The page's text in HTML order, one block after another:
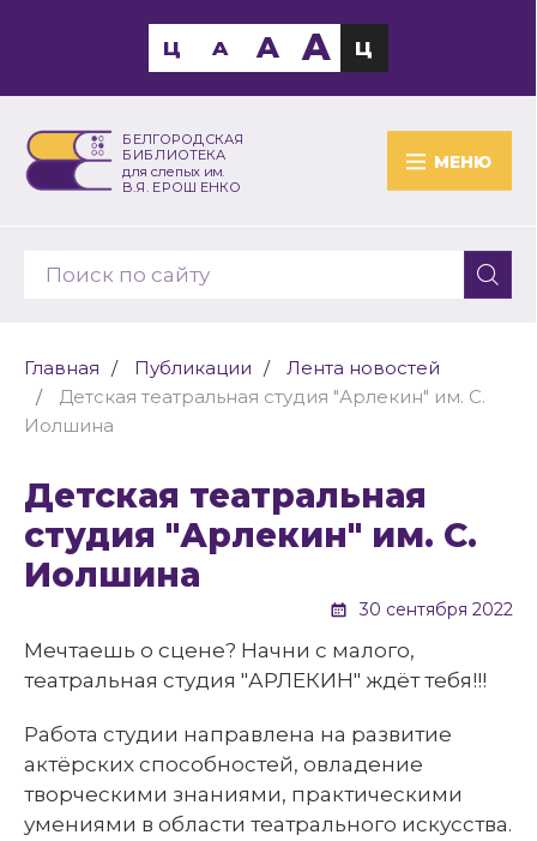
БЕЛГОРОДСКАЯ
БИБЛИОТЕКА
для слепых им.
В.Я. ЕРОШЕНКО
МЕНЮ
Ц A A A Ц
Главная Публикации
Лента новостей
Детская театральная студия "Арлекин" им. С.
Иолшина
Детская театральная
студия "Арлекин" им. С.
Иолшина
30 сентября 2022
Мечтаешь о сцене? Начни с малого,
театральная студия "АРЛЕКИН" ждёт тебя!!!
Работа студии направлена на развитие
актёрских способностей, овладение
творческими знаниями, практическими
умениями в области театрального искусства.